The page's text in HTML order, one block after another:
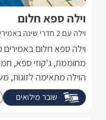
וילה ספא חלום
וילה עם 2 חדרי שינה באמירים בגליל העליון
וילה ספא חלום
מחוממת, ג'קוזי ספא,
הוילה מתאימה לזוגות,
מושלם של פרטיות, רוגע
שובר מילואים